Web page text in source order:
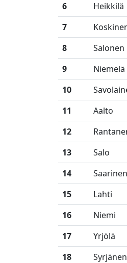
6
Heikkilä
7
8
Salonen
9
Niemelä
10
11
Aalto
12
13
Salo
14
Saarinen
15
Lahti
16
Niemi
17
Yrjölä
18
Syrjänen